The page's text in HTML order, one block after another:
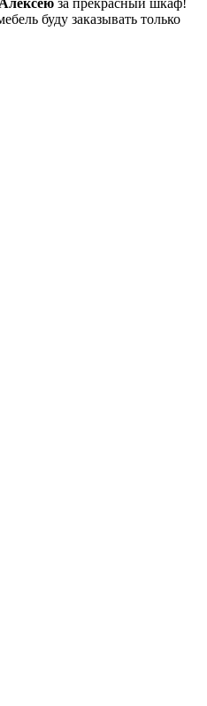
буду заказывать только